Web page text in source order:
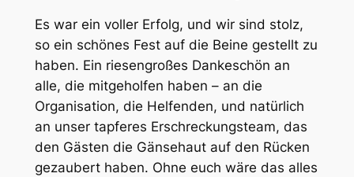
Es war ein voller Erfolg, und wir sind stolz,
so ein schönes Fest auf die Beine gestellt zu
haben. Ein riesengroßes Dankeschön an
alle, die mitgeholfen haben – an die
Organisation, die Helfenden, und natürlich
an unser tapferes Erschreckungsteam, das
den Gästen die Gänsehaut auf den Rücken
gezaubert haben. Ohne euch wäre das alles